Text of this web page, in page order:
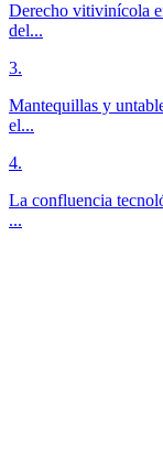
Derecho vitivinícola
del...
3.
Mantequillas y
el...
4.
La confluencia
...